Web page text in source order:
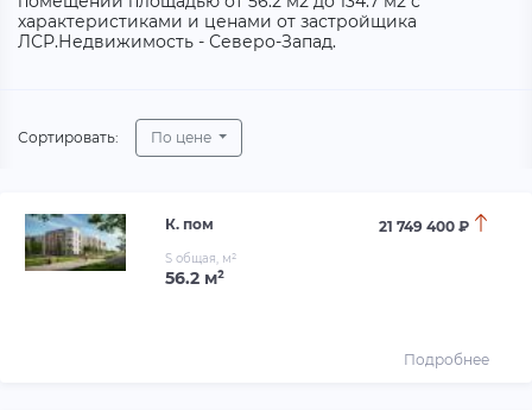
характеристиками и ценами от застройщика
ЛСР.Недвижимость - Северо-Запад.
Сортировать: По цене
К. пом 21 749 400 ₽
S общая, м²
56.2 м²
Подробнее